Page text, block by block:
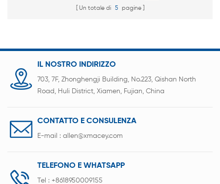
Un totale di 5 pagine
IL NOSTRO INDIRIZZO
703, 7F, Zhonghengji Building, No.223, Qishan North
Road, Huli District, Xiamen, Fujian, China
CONTATTO E CONSULENZA
E-mail : allen@xmacey.com
TELEFONO E WHATSAPP
Tel : +8618950009155